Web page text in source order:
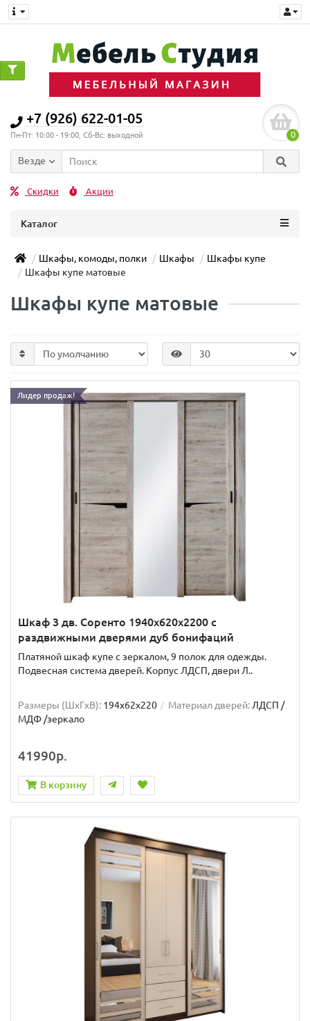
+7 (926) 622-01-05
Пн-Пт: 10:00 - 19:00, Сб-Вс: выходной 0
Везде
Скидки Акции
Каталог
Шкафы, комоды, полки Шкафы
Шкафы купе
Шкафы купе матовые
Шкафы купе матовые
Лидер продаж!
Шкаф 3 дв. Соренто 1940x620x2200 с
раздвижными дверями дуб бонифаций
Платяной шкаф купе с зеркалом, 9 полок для одежды.
Подвесная система дверей. Корпус ЛДСП, двери Л..
Размеры (ШxГxВ): 194x62x220 Материал дверей: ЛДСП /
МДФ /зеркало
41990р.
В корзину